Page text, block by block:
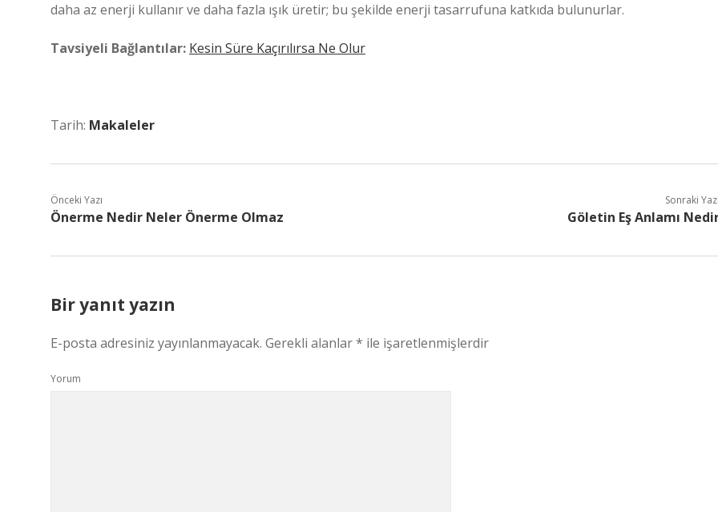
daha az enerji kullanır ve daha fazla ışık üretir; bu şekilde enerji tasarrufuna katkıda bulunurlar.
Tavsiyeli Bağlantılar: Kesin Süre Kaçırılırsa Ne Olur
Tarih: Makaleler
Önceki Yazı
Önerme Nedir Neler Önerme Olmaz
Sonraki
Göletin Eş Anlamı
Bir yanıt yazın
E-posta adresiniz yayınlanmayacak. Gerekli alanlar* ile işaretlenmişlerdir
Yorum